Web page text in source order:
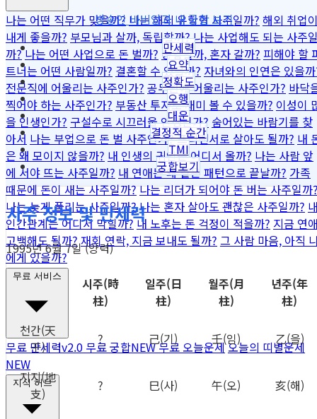
나는 어떤 직무가 맞을까? 나는 해외 유학형 사주일까? 해외 취업
내게 좋을까? 부모님과 살까, 독립할까?나는 사업해도 되는 사주
까? 나는 어떤 사업으로 돈 벌까? 동업할까, 혼자 갈까? 피해야 할
트너는 어떤 사람일까? 결혼할 수 있을까? 자녀와의 인연은 있을
전문직에 어울리는 사주인가? 공무원에 어울리는 사주인가? 바닥
찍어야 하는 사주인가? 부동산 투자로 재미 볼 수 있을까? 이성이
을 인생인가? 구설수로 시끄러울 인생인가? 숨어있는 바람기를 찾
아서 나는 부업으로 돈 벌 사주인가?프리랜서로 살아도 될까? 내
은 왜 모이지 않을까? 내 인생의 귀인은 어디서 올까? 나는 사람 앞
에 서야 뜨는 사주일까? 내 연애는 왜 같은 패턴으로 끝날까? 가족
때문에 돈이 새는 사주일까?나는 리더가 되어야 돈 버는 사주일까
나는 늦게 풀리는 사주일까?나는 혼자 살아도 괜찮은 사주일까?
인간관계는 어디서 막힐까?내 노후는 돈 걱정이 적을까? 지금 연
고백해도 될까? 재회 연락, 지금 보내도 될까? 그 사람 마음, 아직
에게 있을까?
무료 서비스
무료 만세력v2.0 무료 궁합NEW무료 오늘운세 오늘의 띠별운세
NEW
지식 허브
방송인 바비앙과 내 궁합 보기
만세력
요약
정확도
오행
대운
결정적 순간
TMI
궁합보기
사주 정보 및 만세력
1995년 6월 7일 (양력)
시주(時
柱)
일주(日
柱)
월주(月
柱)
년주(年
柱)
천간(天
干)
? 己(기) 壬(임) 乙(을)
지지(地
支)
? 巳(사) 午(오) 亥(해)